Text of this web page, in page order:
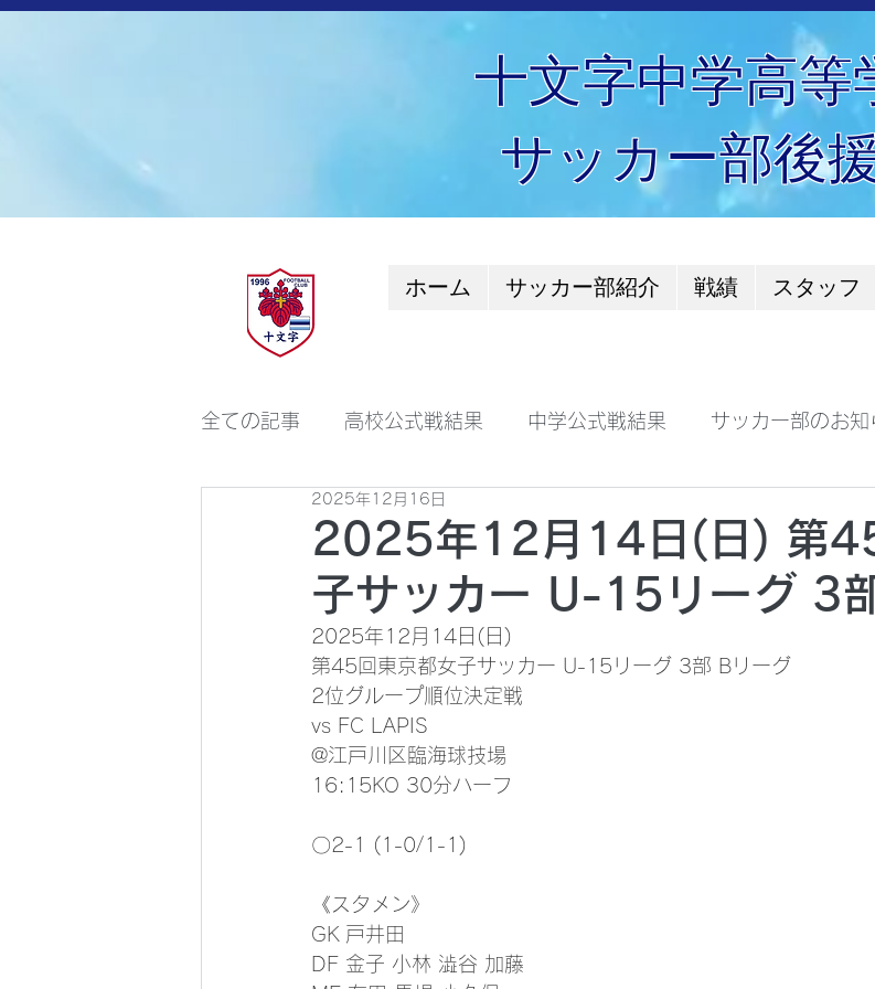
十文字中学高等
サッカー部後
ホーム サッカー部紹介 戦績 スタッフ
全ての記事 高校公式戦結果 中学公式戦結果 サッカー部のお知
2025年12月14日(日) 第
子サッカー U-15リーグ 3
2025年12月16日
2025年12月14日(日)
第45回東京都女子サッカー U-15リーグ 3部 Bリーグ
2位グループ順位決定戦
vs FC LAPIS
@江戸川区臨海球技場
16:15KO 30分ハーフ
〇2-1 (1-0/1-1)
《スタメン》
GK 戸井田
DF 金子 小林 澁谷 加藤